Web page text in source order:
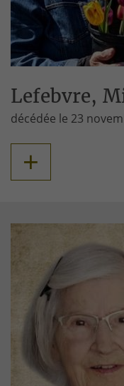
Lefebvre,
décédée le 23
+